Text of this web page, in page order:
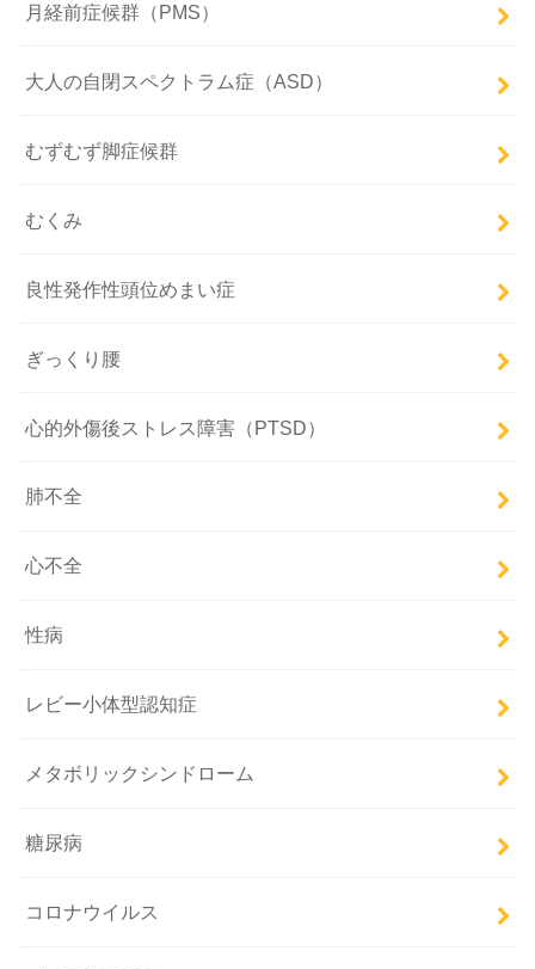
月経前症候群（PMS）
大人の自閉スペクトラム症（ASD）
むずむず脚症候群
むくみ
良性発作性頭位めまい症
ぎっくり腰
心的外傷後ストレス障害（PTSD）
肺不全
心不全
性病
レビー小体型認知症
メタボリックシンドローム
糖尿病
コロナウイルス